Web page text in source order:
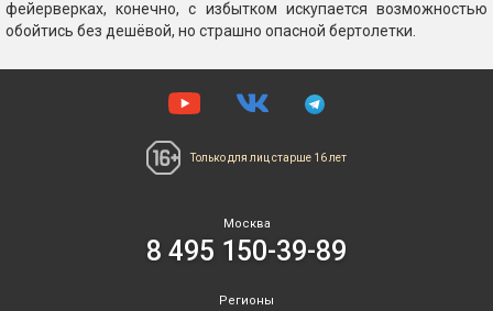
фейерверках, конечно, с избытком искупается возможностью
обойтись без дешёвой, но страшно опасной бертолетки.
Только для лиц старше 16 лет
Москва
8 495 150-39-89
Регионы